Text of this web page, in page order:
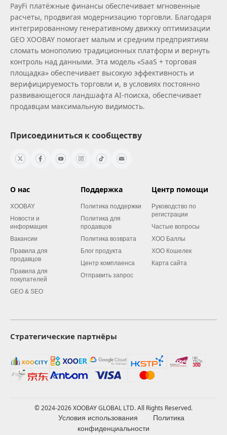
PayFi платёжные финансы обеспечивает мгновенные
расчеты, продвигая модернизацию торговли. Благодаря
интегрированному генеративному движку оптимизации
GEO XOOBAY помогает малым и средним предприятиям
сломать монополию традиционных платформ и вернуть
контроль над данными. Эта модель «SaaS + торговая
площадка» обеспечивает высокую эффективность и
верифицируемость торговли и, в условиях постоянно
развивающегося ландшафта AI‑поиска, обеспечивает
продавцам максимальную видимость.
Присоединиться к сообществу
О нас
XOOBAY
Новости и
информация
Вакансии
Правила для
продавцов
Правила для
покупателей
GEO & SEO
Поддержка
Политика поддержки
Политика для
продавцов
Политика возврата
Блог продукта
Центр комплаенса
Отправить запрос
Центр помощи
Руководство по
регистрации
Частые вопросы
XOO Баллы
XOO Кошелек
Карта сайта
Стратегические партнёры
© 2024-2026 XOOBAY GLOBAL LTD. All Rights Reserved.
Условия использования
Политика
конфиденциальности